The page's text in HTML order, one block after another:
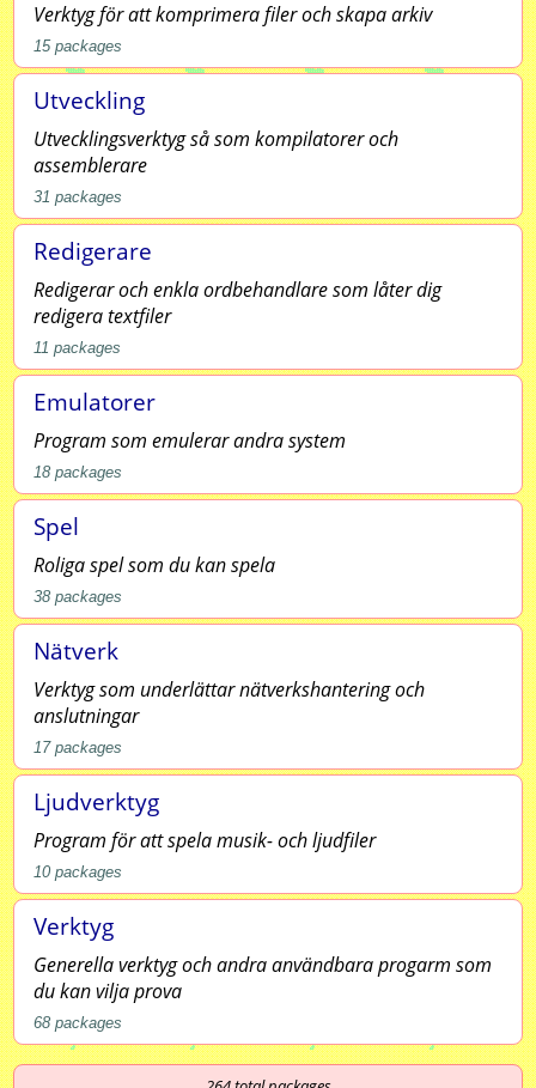
Verktyg för att komprimera filer och skapa arkiv
15packages
Utveckling
Utvecklingsverktyg så som kompilatorer och
assemblerare
31 packages
Redigerare
Redigerar och enkla ordbehandlare som låter dig
redigera textfiler
11 packages
Emulatorer
Program som emulerar andra system
18 packages
Spel
Roliga spel som du kan spela
38 packages
Nätverk
Verktyg som underlättar nätverkshantering och
anslutningar
17packages
Ljudverktyg
Program för att spela musik- och ljudfiler
10 packages
Verktyg
Generella verktyg och andra användbara progarm som
du kan vilja prova
68 packages